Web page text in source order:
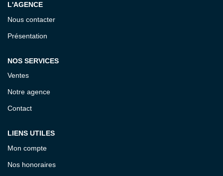
L'AGENCE
Nous contacter
Présentation
NOS SERVICES
Ventes
Notre agence
Contact
LIENS UTILES
Mon compte
Nos honoraires